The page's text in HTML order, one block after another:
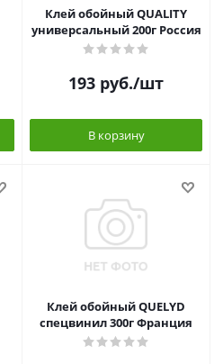
Клей обойный QUALITY
универсальный 200г Россия
193 руб./шт
В корзину
Клей обойный QUELYD
спецвинил 300г Франция